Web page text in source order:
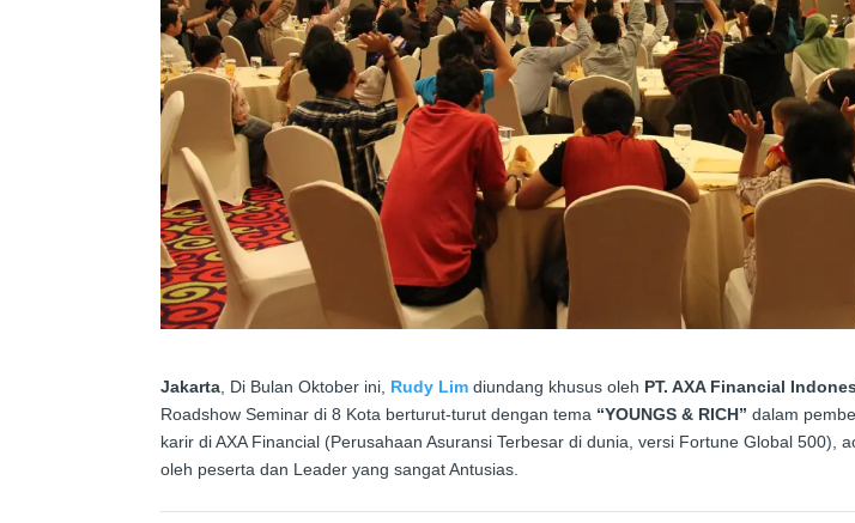
Jakarta Di Bulan Oktober ini, Rudy Lim diundang khusus oleh PT. AXA Financial
Roadshow Seminar di 8 Kota berturut-turut dengan tema “YOUNGS & RICH” dalam
karir di AXA Financial (Perusahaan Asuransi Terbesar di dunia, versi Fortune Global 500),
oleh peserta dan Leader yang sangat Antusias.